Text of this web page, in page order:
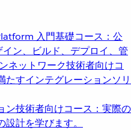
入門基礎コース：公
ン、ビルド、デプロイ、管
ネットワーク技術者向けコ
すインテグレーションソリ
ン技術者向けコース：実際の
計を学びます。